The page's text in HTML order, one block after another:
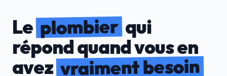
Leplombierqui
répond quand vous en
avezvraiment besoin